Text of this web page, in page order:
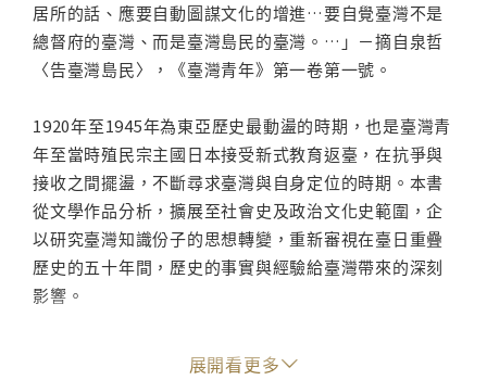
居所的話、應要自動圖謀文化的增進…要自覺臺灣不是
總督府的臺灣、而是臺灣島民的臺灣。…」－摘自泉哲
〈告臺灣島民〉，《臺灣青年》第一卷第一號。
1920年至1945年為東亞歷史最動盪的時期，也是臺灣青
年至當時殖民宗主國日本接受新式教育返臺，在抗爭與
接收之間擺盪，不斷尋求臺灣與自身定位的時期。本書
從文學作品分析，擴展至社會史及政治文化史範圍，企
以研究臺灣知識份子的思想轉變，重新審視在臺日重疊
歷史的五十年間，歷史的事實與經驗給臺灣帶來的深刻
影響。
作者身為一位臺日文學研究學者，廣閱中日文獻與史
展開看更多